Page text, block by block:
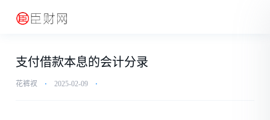
支付借款本息的会计分录
花裤衩 ⋅ 2025-02-09 ⋅